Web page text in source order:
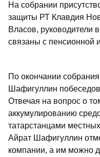
На собрании
защиты РТ Клавдия
Власов, руководители
связаны с пенсионной
По окончании
Шафигуллин
Отвечая на вопрос о
аккумулированию
татарстанцами
Айрат Шафигуллин
компании, а им можно